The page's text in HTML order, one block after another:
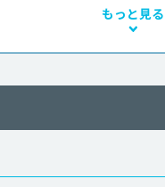
もっと見る